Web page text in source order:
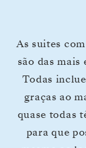
As suites
são das mais
Todas
graças ao
quase todas
para que